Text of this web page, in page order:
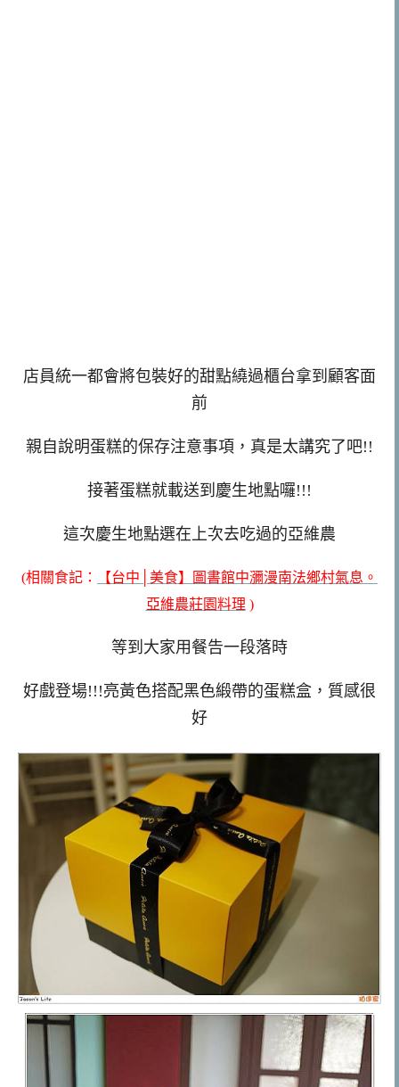
店員統一都會將包裝好的甜點繞過櫃台拿到顧客面
前
親自說明蛋糕的保存注意事項，真是太講究了吧!!
接著蛋糕就載送到慶生地點囉!!!
這次慶生地點選在上次去吃過的亞維農
(相關食記：
【台中│美食】圖書館中瀰漫南法鄉村氣息。
亞維農莊園料理 )
等到大家用餐告一段落時
好戲登場!!!亮黃色搭配黑色緞帶的蛋糕盒，質感很
好